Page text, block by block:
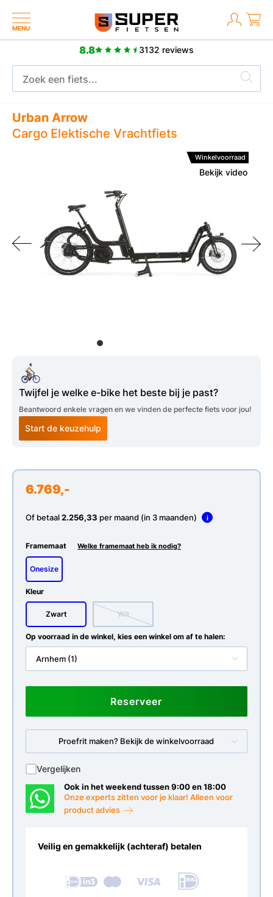
MENU
8.8 3132 reviews
Meer dan 2500 positieve reviews
Urban Arrow
Cargo Elektische Vrachtfiets
Bekijk video
Winkelvoorraad
Twijfel je welke e-bike het beste bij je past?
Beantwoord enkele vragen en we vinden de perfecte fiets voor jou!
Start de keuzehulp
6.769,-
Of betaal2.256,33 per maand (in 3 maanden) i
Framemaat Welke framemaat heb ik nodig?
Onesize
Kleur
Zwart Wit
Op voorraad in de winkel, kies een winkel om af te halen:
Arnhem (1)
Reserveer
Proefrit maken? Bekijk de winkelvoorraad
Vergelijken
Ook in het weekend tussen 9:00 en 18:00
Onze experts zitten voor je klaar! Alleen voor
product advies
Veilig en gemakkelijk (achteraf) betalen